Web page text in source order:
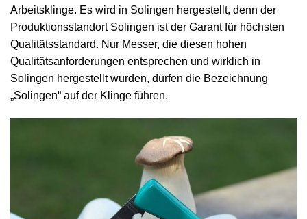
Arbeitsklinge. Es wird in Solingen hergestellt, denn der
Produktionsstandort Solingen ist der Garant für höchsten
Qualitätsstandard. Nur Messer, die diesen hohen
Qualitätsanforderungen entsprechen und wirklich in
Solingen hergestellt wurden, dürfen die Bezeichnung
„Solingen“ auf der Klinge führen.